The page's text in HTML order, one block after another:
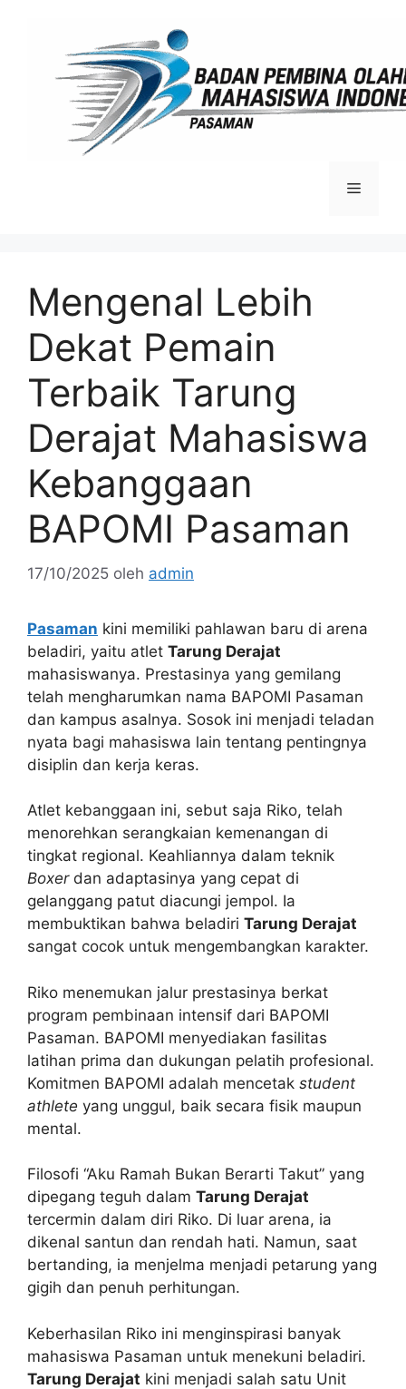
Menu
Mengenal Lebih
Dekat Pemain
Terbaik Tarung
Derajat Mahasiswa
Kebanggaan
BAPOMI Pasaman
17/10/2025 oleh admin
Pasaman kini memiliki pahlawan baru di arena
beladiri, yaitu atlet Tarung Derajat
mahasiswanya. Prestasinya yang gemilang
telah mengharumkan nama BAPOMI Pasaman
dan kampus asalnya. Sosok ini menjadi teladan
nyata bagi mahasiswa lain tentang pentingnya
disiplin dan kerja keras.
Atlet kebanggaan ini, sebut saja Riko, telah
menorehkan serangkaian kemenangan di
tingkat regional. Keahliannya dalam teknik
Boxerdan adaptasinya yang cepat di
gelanggang patut diacungi jempol. Ia
membuktikan bahwa beladiri Tarung Derajat
sangat cocok untuk mengembangkan karakter.
Riko menemukan jalur prestasinya berkat
program pembinaan intensif dari BAPOMI
Pasaman. BAPOMI menyediakan fasilitas
latihan prima dan dukungan pelatih profesional.
Komitmen BAPOMI adalah mencetak student
athlete yang unggul, baik secara fisik maupun
mental.
Filosofi “Aku Ramah Bukan Berarti Takut” yang
dipegang teguh dalam Tarung Derajat
tercermin dalam diri Riko. Di luar arena, ia
dikenal santun dan rendah hati. Namun, saat
bertanding, ia menjelma menjadi petarung yang
gigih dan penuh perhitungan.
Keberhasilan Riko ini menginspirasi banyak
mahasiswa Pasaman untuk menekuni beladiri.
Tarung Derajat kini menjadi salah satu Unit